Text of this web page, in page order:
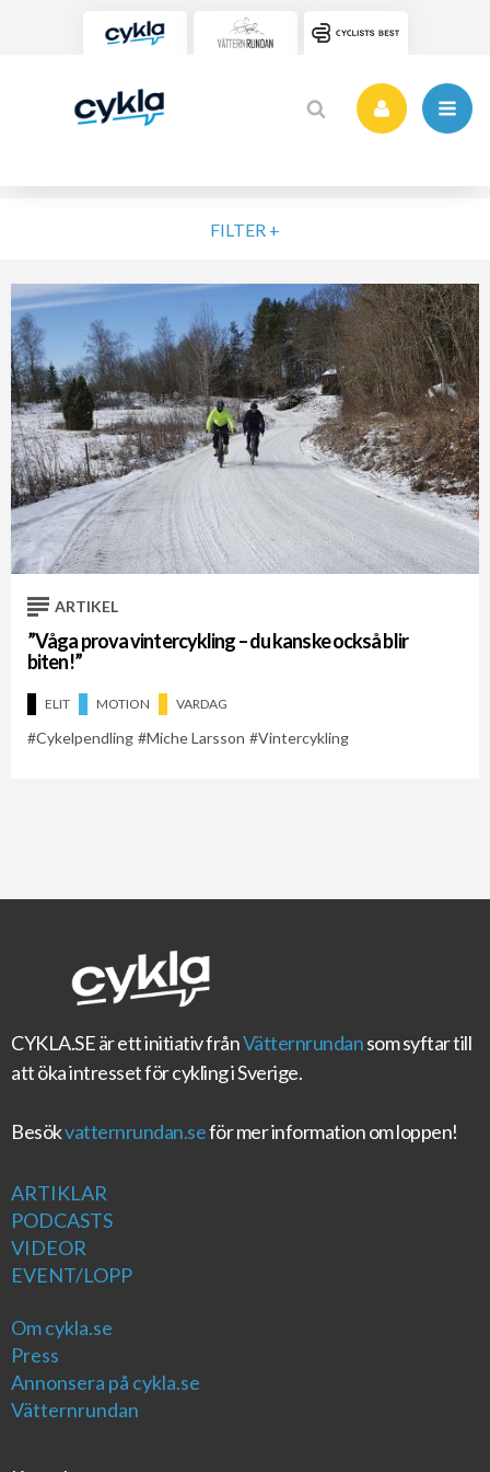
FILTER +
ELIT MOTION NYBÖRJARE
VARDAG
POPULÄRA TAGGAR
Vätternrundan
Motionslopp
Cykling
Cykelveckan 2025
MTB
Träning
Vättern Bike Games
MTB-Lopp
Cykelveckan 2021
Cykelveckan 2026
Miche Larsson
SORTERA PÅ
RENSA
ARTIKEL
”Våga prova vintercykling – du kanske också blir
biten!”
ELIT MOTION VARDAG
Cykelpendling Miche Larsson Vintercykling
CYKLA.SEär ett initiativ frånVätternrundansom syftar till
att öka intresset för cykling i Sverige.
Besökvatternrundan.seför mer information om loppen!
ARTIKLAR
PODCASTS
VIDEOR
EVENT/LOPP
Om cykla.se
Press
Annonsera på cykla.se
Vätternrundan